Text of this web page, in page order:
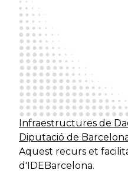
Infraestructures de
Diputació de
Aquest recurs et
d'IDEBarcelona.